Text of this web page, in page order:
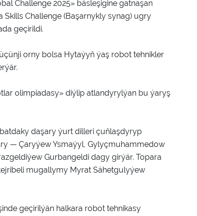
Challenge 2025» bäsleşigine gatnaşan
Challenge (Başarnykly synag) ugry
geçirildi.
orny bolsa Hytaýyň ýaş robot tehnikler
olimpiadasy» diýlip atlandyrylýan bu ýaryş
daşary ýurt dilleri çuňlaşdyryp
— Çaryýew Ysmaýyl, Gylyçmuhammedow
Gurbangeldi dagy girýär. Topara
mugallymy Myrat Sähetgulyýew
geçirilýän halkara robot tehnikasy